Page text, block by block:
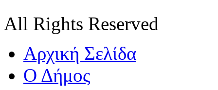
All Rights Reserved
Αρχική Σελίδα
Ο Δήμος